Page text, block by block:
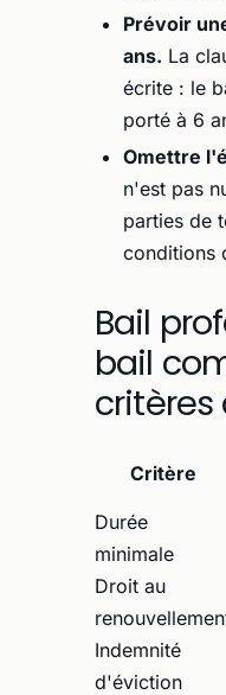
Prévoir
ans. La
écrite : le
porté à 6
Omettre
n'est pas
parties de
conditions
Bail
bail
critères
Critère
Durée
minimale
Droit au
Indemnité
d'éviction